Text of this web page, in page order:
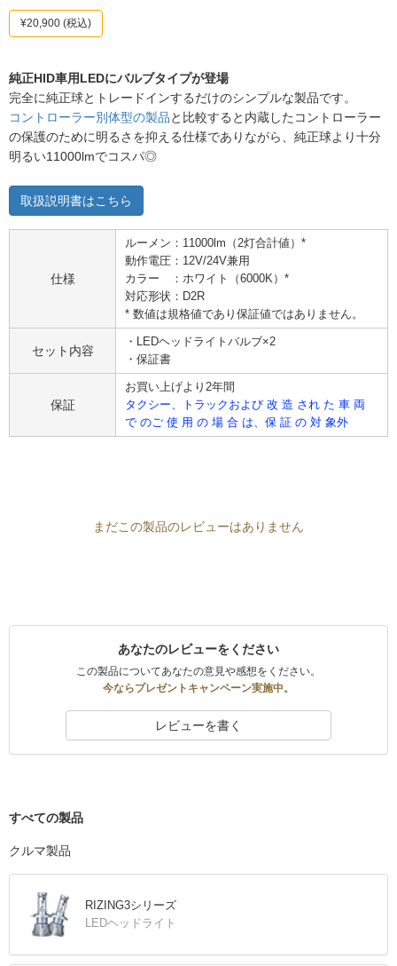
¥20,900 (税込)
純正HID車用LEDにバルブタイプが登場
完全に純正球とトレードインするだけのシンプルな製品です。
コントローラー別体型の製品と比較すると内蔵したコントローラー
の保護のために明るさを抑える仕様でありながら、純正球より十分
明るい11000lmでコスパ◎
取扱説明書はこちら
仕様
ルーメン：11000lm（2灯合計値）*
動作電圧：12V/24V兼用
カラー ：ホワイト（6000K）*
対応形状：D2R
* 数値は規格値であり保証値ではありません。
セット内容
・LEDヘッドライトバルブ×2
・保証書
保証
お買い上げより2年間
タクシー、トラックおよび 改 造 され た 車 両
で のご 使 用 の 場 合 は、保 証 の 対 象外
まだこの製品のレビューはありません
あなたのレビューをください
この製品についてあなたの意見や感想をください。
今ならプレゼントキャンペーン実施中。
レビューを書く
すべての製品
クルマ製品
RIZING3シリーズ
LEDヘッドライト